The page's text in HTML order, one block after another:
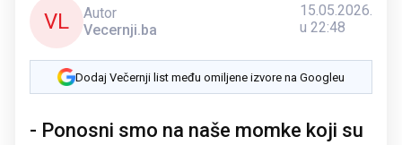
VL
Autor
Vecernji.ba
15.05.2026.
u 22:48
Dodaj Večernji list među omiljene izvore na Googleu
- Ponosni smo na naše momke koji su